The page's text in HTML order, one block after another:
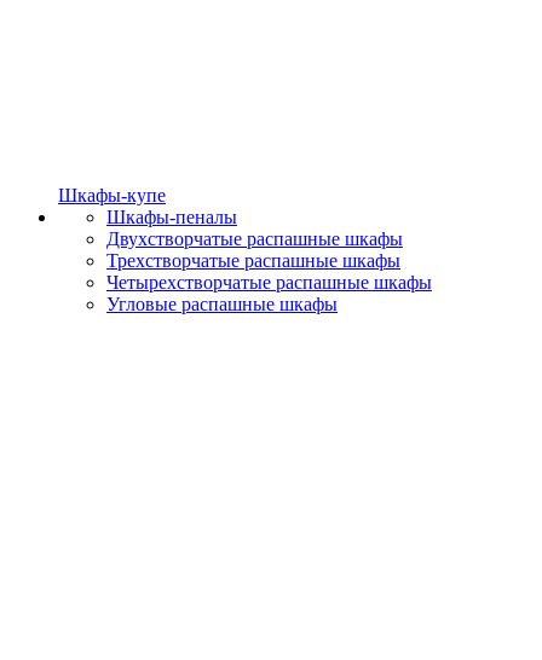
Шкафы-купе
Шкафы-пеналы
Двухстворчатые распашные шкафы
Трехстворчатые распашные шкафы
Четырехстворчатые распашные шкафы
Угловые распашные шкафы